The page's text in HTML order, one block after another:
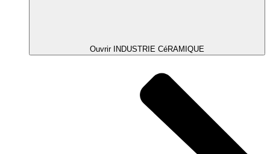
Ouvrir INDUSTRIE CéRAMIQUE